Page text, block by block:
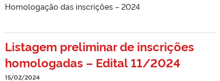
Homologação das inscrições – 2024
Listagem preliminar de inscrições
homologadas – Edital 11/2024
15/02/2024